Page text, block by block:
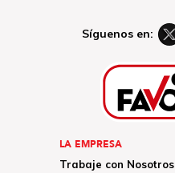
Síguenos en:
LA EMPRESA
Trabaje con Nosotros